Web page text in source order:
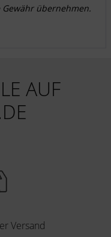
übernehmen.
AUF
Versand